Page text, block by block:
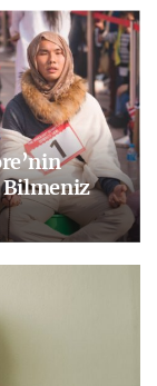
Bilmeniz